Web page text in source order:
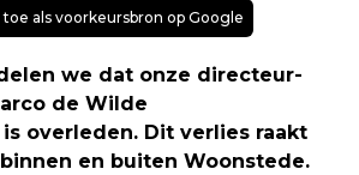
als voorkeursbron op Google
we dat onze directeur-
de Wilde
overleden. Dit verlies raakt
en buiten Woonstede.